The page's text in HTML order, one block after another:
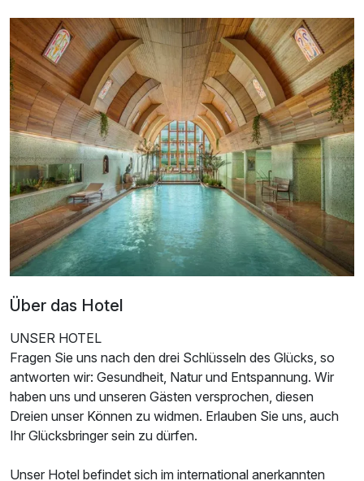
Doppelzimmer Superior
2 Erwachsene und 1 Kind
Ausstattung
Für 3 Tage p.P. ab 233,00 €
Über das Hotel
UNSER HOTEL
Fragen Sie uns nach den drei Schlüsseln des Glücks, so
antworten wir: Gesundheit, Natur und Entspannung. Wir
haben uns und unseren Gästen versprochen, diesen
Dreien unser Können zu widmen. Erlauben Sie uns, auch
Ihr Glücksbringer sein zu dürfen.
Unser Hotel befindet sich im international anerkannten